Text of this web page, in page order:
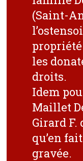
(Saint-
les
droits.
Idem
Maillet
Girard F.
qu’en
gravée.